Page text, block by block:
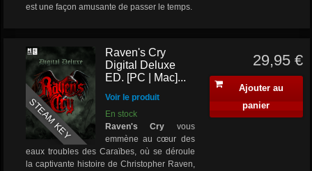
est une façon amusante de passer le temps.
STEAM KEY
Raven's Cry
Digital Deluxe
ED. [PC | Mac]...
Voir le produit
En stock
Raven's Cry vous
emmène au cœur des
eaux troubles des Caraïbes, où se déroule
la captivante histoire de Christopher Raven,
29,95 €
Ajouter au
panier